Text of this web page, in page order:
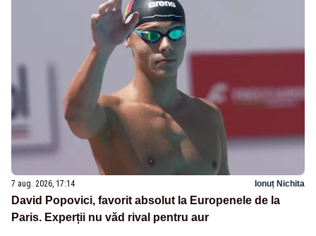
7 aug. 2026, 17:14 Ionuț Nichita
David Popovici, favorit absolut la Europenele de la
Paris. Experții nu văd rival pentru aur